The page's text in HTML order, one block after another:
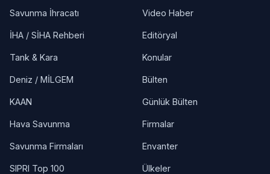
Savunma İhracatı
İHA / SİHA Rehberi
Tank & Kara
Deniz / MİLGEM
KAAN
Hava Savunma
Savunma Firmaları
SIPRI Top 100
Video Haber
Editöryal
Konular
Bülten
Günlük Bülten
Firmalar
Envanter
Ülkeler